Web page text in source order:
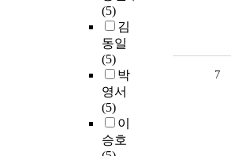
(5)
김
동일
(5)
박
영서
(5)
이
승호
7